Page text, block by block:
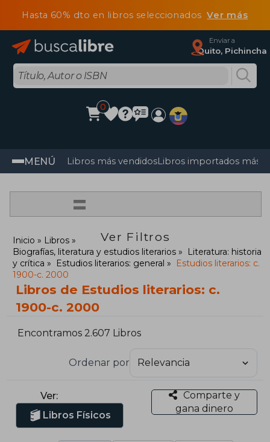
Hasta 60% dto en libros seleccionadosVer más
Enviar a
Quito, Pichincha
0
MENÚ Libros más vendidosLibros importados más
=
Ver Filtros
Inicio
Libros
Biografías, literatura y estudios literarios
Literatura: historia
y crítica
Estudios literarios: general
Estudios literarios: c.
1900-c. 2000
Libros de Estudios literarios: c.
1900-c. 2000
Encontramos 2.607 Libros
Ordenar por
Ver:
Libros Físicos
Comparte y
gana dinero